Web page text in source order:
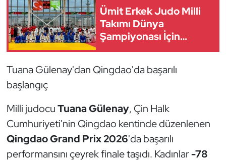
Ümit Erkek Judo Milli
Takımı Dünya
Şampiyonası İçin
Kampta
Tuana Gülenay'dan Qingdao'da başarılı
başlangıç
Milli judocuTuana Gülenay, Çin Halk
Cumhuriyeti'nin Qingdao kentinde düzenlenen
Qingdao Grand Prix 2026'da başarılı
performansını çeyrek finale taşıdı. Kadınlar-78
E-Spor
Eskrim
Futbol
Futsal
Genel
Golf